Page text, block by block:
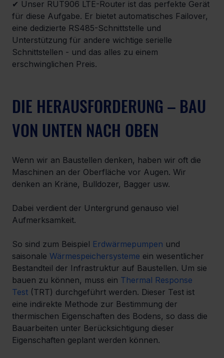
✔ Unser RUT906 LTE-Router ist das perfekte Gerät
für diese Aufgabe. Er bietet automatisches Failover,
eine dedizierte RS485-Schnittstelle und
Unterstützung für andere wichtige serielle
Schnittstellen - und das alles zu einem
erschwinglichen Preis.
DIE HERAUSFORDERUNG – BAU
VON UNTEN NACH OBEN
Wenn wir an Baustellen denken, haben wir oft die
Maschinen an der Oberfläche vor Augen. Wir
denken an Kräne, Bulldozer, Bagger usw.
Dabei verdient der Untergrund genauso viel
Aufmerksamkeit.
So sind zum Beispiel Erdwärmepumpen und
saisonale Wärmespeichersysteme ein wesentlicher
Bestandteil der Infrastruktur auf Baustellen. Um sie
bauen zu können, muss ein Thermal Response
Test (TRT) durchgeführt werden. Dieser Test ist
eine indirekte Methode zur Bestimmung der
thermischen Eigenschaften des Bodens, so dass die
Bauarbeiten unter Berücksichtigung dieser
Eigenschaften geplant werden können.